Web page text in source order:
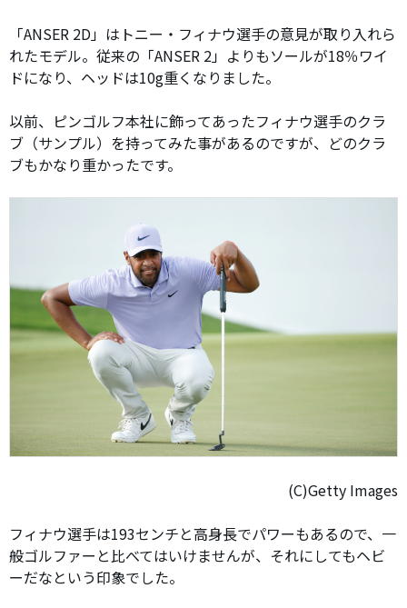
「ANSER 2D」はトニー・フィナウ選手の意見が取り入れら
れたモデル。従来の「ANSER 2」よりもソールが18％ワイ
ドになり、ヘッドは10g重くなりました。
以前、ピンゴルフ本社に飾ってあったフィナウ選手のクラ
ブ（サンプル）を持ってみた事があるのですが、どのクラ
ブもかなり重かったです。
(C)Getty Images
フィナウ選手は193センチと高身長でパワーもあるので、一
般ゴルファーと比べてはいけませんが、それにしてもヘビ
ーだなという印象でした。